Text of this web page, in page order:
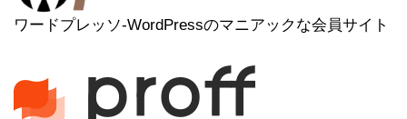
ワードプレッソ-WordPressのマニアックな会員サイト